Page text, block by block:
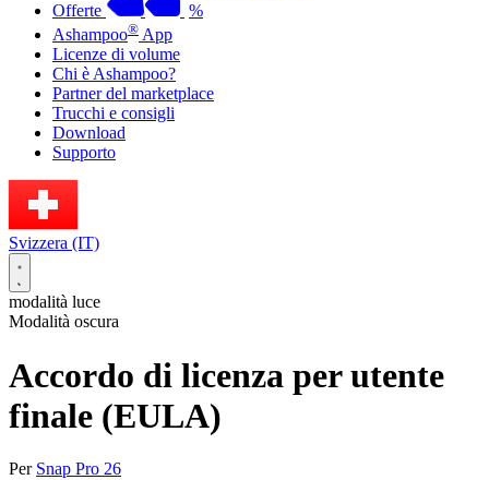
Offerte
%
Ashampoo® App
Licenze di volume
Chi è Ashampoo?
Partner del marketplace
Trucchi e consigli
Download
Supporto
Svizzera (IT)
modalità luce
Modalità oscura
Accordo di licenza per utente
finale (EULA)
Per Snap Pro 26